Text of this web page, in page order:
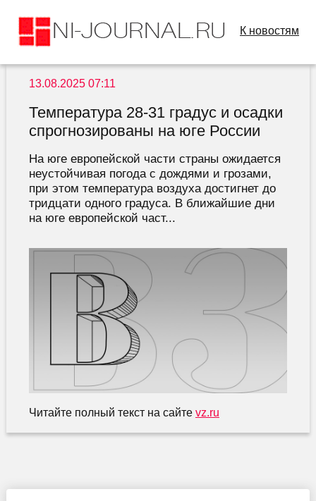
К новостям
13.08.2025 07:11
Температура 28-31 градус и осадки
спрогнозированы на юге России
На юге европейской части страны ожидается
неустойчивая погода с дождями и грозами,
при этом температура воздуха достигнет до
тридцати одного градуса. В ближайшие дни
на юге европейской част...
Читайте полный текст на сайте vz.ru